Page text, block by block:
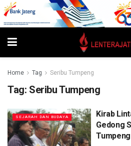
Home Tag Seribu Tumpeng
Tag: Seribu Tumpeng
SEJARAH DAN BUDAYA
Kirab
Gedong
Tumpeng